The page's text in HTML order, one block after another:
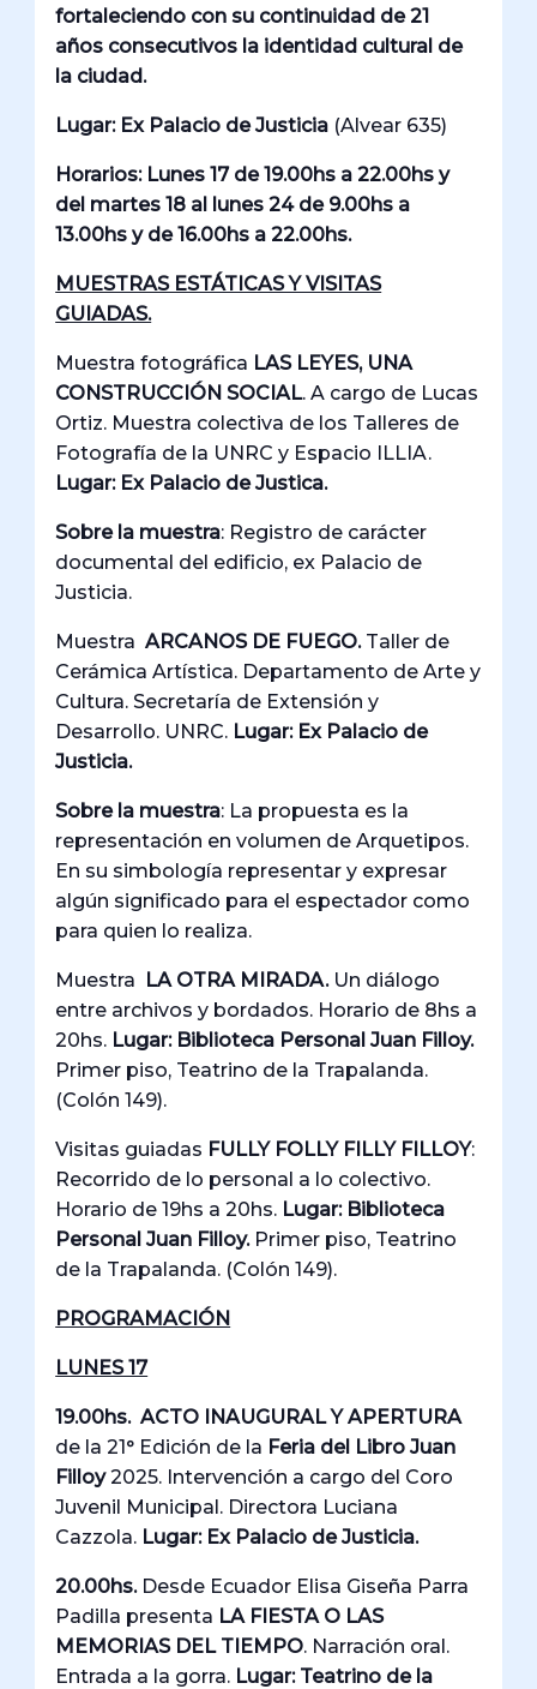
fortaleciendo con su continuidad de 21
años consecutivos la identidad cultural de
la ciudad.
Lugar: Ex Palacio de Justicia (Alvear 635)
Horarios: Lunes 17 de 19.00hs a 22.00hs y
del martes 18 al lunes 24 de 9.00hs a
13.00hs y de 16.00hs a 22.00hs.
MUESTRAS ESTÁTICAS Y VISITAS
GUIADAS.
Muestra fotográfica LAS LEYES, UNA
CONSTRUCCIÓN SOCIAL. A cargo de Lucas
Ortiz. Muestra colectiva de los Talleres de
Fotografía de la UNRC y Espacio ILLIA.
Lugar: Ex Palacio de Justica.
Sobre la muestra: Registro de carácter
documental del edificio, ex Palacio de
Justicia.
MuestraARCANOS DE FUEGO.Taller de
Cerámica Artística. Departamento de Arte y
Cultura. Secretaría de Extensión y
Desarrollo. UNRC. Lugar: Ex Palacio de
Justicia.
Sobre la muestra: La propuesta es la
representación en volumen de Arquetipos.
En su simbología representar y expresar
algún significado para el espectador como
para quien lo realiza.
Muestra LA OTRA MIRADA. Un diálogo
entre archivos y bordados. Horario de 8hs a
20hs. Lugar: Biblioteca Personal Juan Filloy.
Primer piso, Teatrino de la Trapalanda.
(Colón 149).
Visitas guiadas FULLY FOLLY FILLY FILLOY:
Recorrido de lo personal a lo colectivo.
Horario de 19hs a 20hs. Lugar: Biblioteca
Personal Juan Filloy. Primer piso, Teatrino
de la Trapalanda. (Colón 149).
PROGRAMACIÓN
LUNES 17
19.00hs. ACTO INAUGURAL Y APERTURA
de la 21° Edición de la Feria del Libro Juan
Filloy2025. Intervención a cargo del Coro
Juvenil Municipal. Directora Luciana
Cazzola. Lugar: Ex Palacio de Justicia.
20.00hs. Desde Ecuador Elisa Giseña Parra
Padilla presenta LA FIESTA O LAS
MEMORIAS DEL TIEMPO. Narración oral.
Entrada a la gorra. Lugar: Teatrino de la